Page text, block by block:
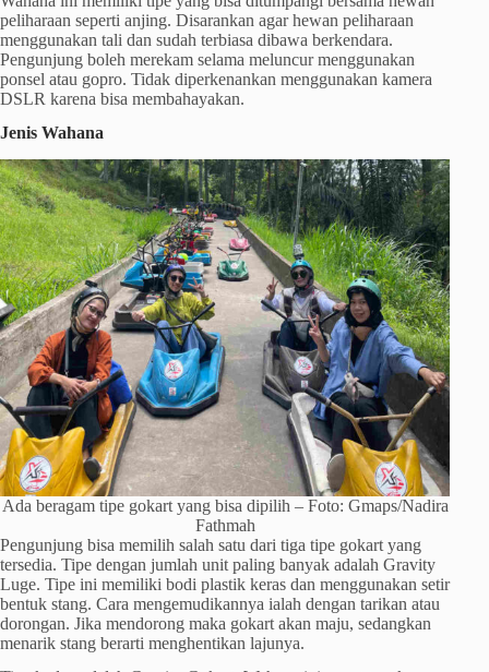
peliharaan seperti anjing. Disarankan agar hewan peliharaan
menggunakan tali dan sudah terbiasa dibawa berkendara.
Pengunjung boleh merekam selama meluncur menggunakan
ponsel atau gopro. Tidak diperkenankan menggunakan kamera
DSLR karena bisa membahayakan.
Jenis Wahana
Ada beragam tipe gokart yang bisa dipilih – Foto: Gmaps/Nadira
Fathmah
Pengunjung bisa memilih salah satu dari tiga tipe gokart yang
tersedia. Tipe dengan jumlah unit paling banyak adalah Gravity
Luge. Tipe ini memiliki bodi plastik keras dan menggunakan setir
bentuk stang. Cara mengemudikannya ialah dengan tarikan atau
dorongan. Jika mendorong maka gokart akan maju, sedangkan
menarik stang berarti menghentikan lajunya.